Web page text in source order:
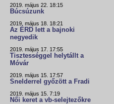
2019. május 22. 18:15
Búcsúzunk
2019. május 18. 18:21
Az ÉRD lett a bajnoki
negyedik
2019. május 17. 17:55
Tisztességgel helytállt a
Móvár
2019. május 15. 17:57
Snelderrel győzött a Fradi
2019. május 15. 7:19
Női keret a vb-selejtezőkre